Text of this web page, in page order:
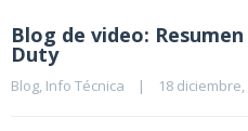
Blog de video:
Duty
Blog, Info Técnica | 18